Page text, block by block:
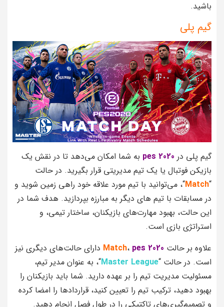
باشید.
گیم پلی
گیم پلی در pes 2020 به شما امکان می‌دهد تا در نقش یک
بازیکن فوتبال یا یک تیم مدیریتی قرار بگیرید. در حالت
“
Match“، می‌توانید با تیم مورد علاقه خود راهی زمین شوید و
در مسابقات با تیم‌ های دیگر به مبارزه بپردازید. هدف شما در
این حالت، بهبود مهارت‌های بازیکنان، ساختار تیمی، و
استراتژی بازی است.
علاوه بر حالت
Match، pes 2020
دارای حالت‌های دیگری نیز
است. در حالت “Master League“، به عنوان مدیر تیم،
مسئولیت مدیریت تیم را بر عهده دارید. شما باید بازیکنان را
بهبود دهید، ترکیب تیم را تعیین کنید، قراردادها را امضا کرده
و تصمیم‌گیری‌های تاکتیکی را در طول فصل انجام دهید.